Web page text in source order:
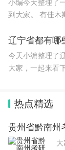
小编今天整理了
到大家。 有佳木斯市四丰职业技术学校，黑龙江林业卫生学校
辽宁省都有哪
今天小编整理了
大家，一起来看下吧。 鞍山师范学院更名前为
热点精选
贵州省黔南州